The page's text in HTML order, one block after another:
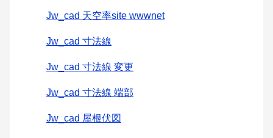
Jw_cad 天空率site wwwnet
Jw_cad 寸法線
Jw_cad 寸法線 変更
Jw_cad 寸法線 端部
Jw_cad 屋根伏図